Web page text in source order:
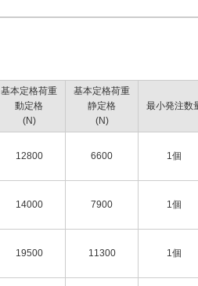
基本定格荷重
動定格
(N)
基本定格荷重
静定格
(N)
最小発注数
12800 6600 1個
14000 7900 1個
19500 11300 1個